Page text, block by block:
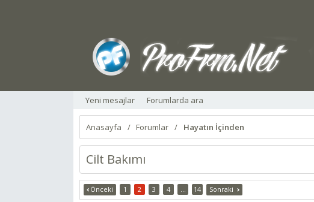
Yeni mesajlar Forumlarda ara
Anasayfa Forumlar Hayatın İçinden
Cilt Bakımı
Önceki 1 2 3 4 … 14 Sonraki